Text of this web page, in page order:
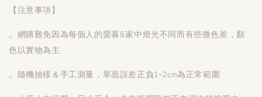
【注意事項】
。網購難免因為每個人的螢幕&家中燈光不同而有些微色差，顏
色以實物為主
。隨機抽樣＆手工測量，單面誤差正負1~2cm為正常範圍